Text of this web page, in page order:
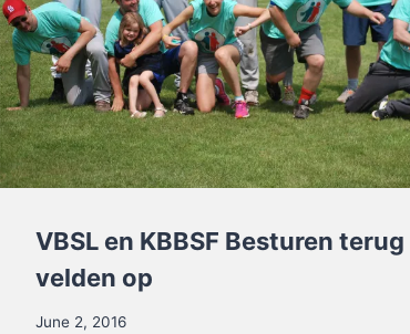
VBSL en KBBSF Besturen terug
velden op
June 2, 2016